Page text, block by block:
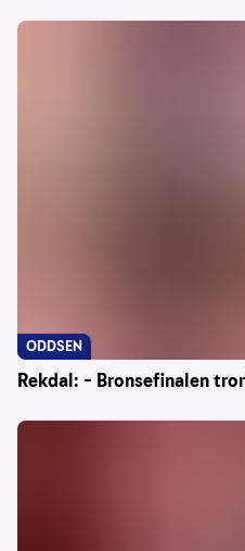
Rekdal: – Bronsefinalen
ODDSEN